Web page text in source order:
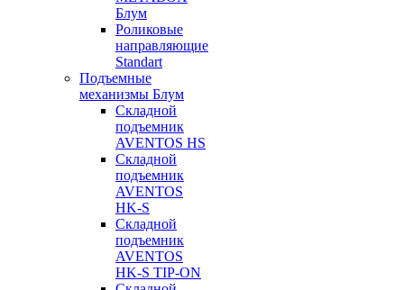
Блум
Роликовые
направляющие
Standart
Подъемные
механизмы Блум
Складной
подъемник
AVENTOS HS
Складной
подъемник
AVENTOS
HK-S
Складной
подъемник
AVENTOS
HK-S TIP-ON